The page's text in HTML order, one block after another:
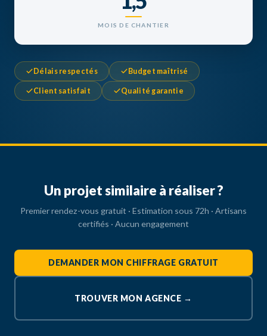
MOIS DE CHANTIER
Délais respectés Budget maîtrisé
Client satisfait Qualité garantie
Un projet similaire à réaliser ?
Premier rendez-vous gratuit · Estimation sous 72h · Artisans
certifiés · Aucun engagement
DEMANDER MON CHIFFRAGE GRATUIT
TROUVER MON AGENCE →